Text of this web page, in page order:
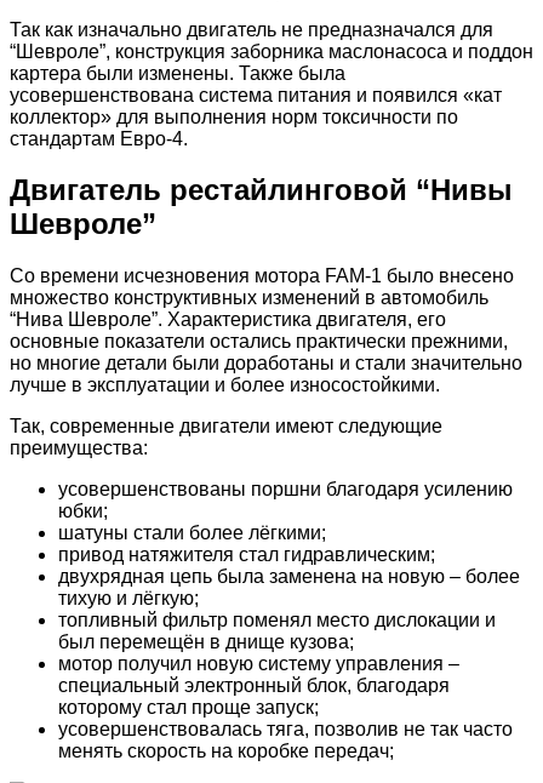
Так как изначально двигатель не предназначался для
“Шевроле”, конструкция заборника маслонасоса и поддон
картера были изменены. Также была
усовершенствована система питания и появился «кат
коллектор» для выполнения норм токсичности по
стандартам Евро-4.
Двигатель рестайлинговой “Нивы
Шевроле”
Со времени исчезновения мотора FAM-1 было внесено
множество конструктивных изменений в автомобиль
“Нива Шевроле”. Характеристика двигателя, его
основные показатели остались практически прежними,
но многие детали были доработаны и стали значительно
лучше в эксплуатации и более износостойкими.
Так, современные двигатели имеют следующие
преимущества:
усовершенствованы поршни благодаря усилению
юбки;
шатуны стали более лёгкими;
привод натяжителя стал гидравлическим;
двухрядная цепь была заменена на новую – более
тихую и лёгкую;
топливный фильтр поменял место дислокации и
был перемещён в днище кузова;
мотор получил новую систему управления –
специальный электронный блок, благодаря
которому стал проще запуск;
усовершенствовалась тяга, позволив не так часто
менять скорость на коробке передач;